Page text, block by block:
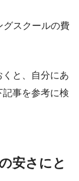
グスクールの費
と、自分にあ
事を参考に検
安さにと